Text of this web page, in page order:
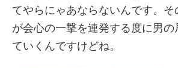
てやらにゃあならないんです。そ
が会心の一撃を連発する度に男の
ていくんですけどね。